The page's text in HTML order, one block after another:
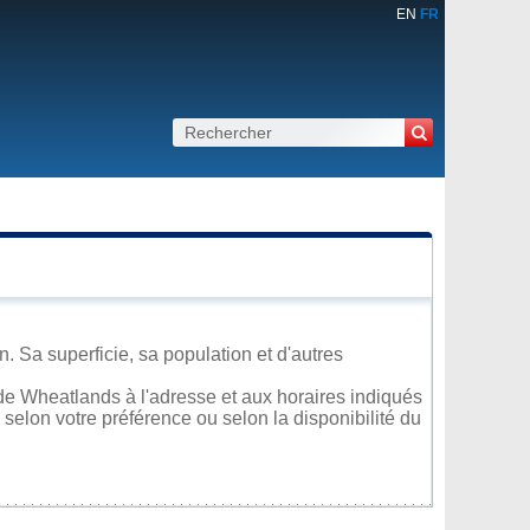
EN FR
Sa superficie, sa population et d'autres
Wheatlands à l'adresse et aux horaires indiqués
votre préférence ou selon la disponibilité du